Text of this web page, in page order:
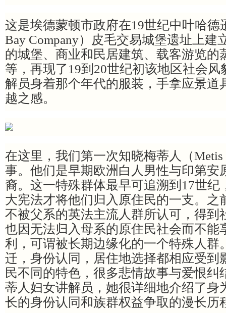
这是埃德蒙顿市政府在19世纪中叶哈德
Bay Company）皮毛交易城堡遗址上建
的城堡、商业和民居建筑、载客游览的
等，再现了19到20世纪初该地区社会
解员身着那个年代的服装，手拿应景道
越之感。
在这里，我们第一次知晓梅蒂人（Metis
事。他们是早期欧洲白人男性与印第安
裔。这一特殊群体最早可追溯到17世纪
大宪法才将他们归入原住民的一支。之
不被父系的英法主流人群所认可，得到
也因无法归入母系的原住民社会而不能
利，可谓被长期边缘化的一个特殊人群
迁，身份认同，居住地选择都相应受到
民不同的特色，很多悲情故事与爱恨纠
蒂人妇女讲解员，她很详细地介绍了身
长的身份认同和族群权益争取的漫长历